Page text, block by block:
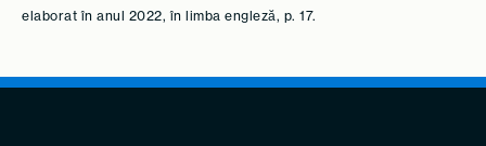
elaborat în anul 2022, în limba engleză, p. 17.